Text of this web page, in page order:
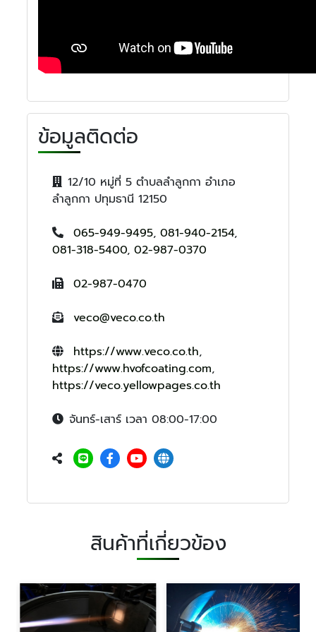
ข้อมูลติดต่อ
12/10 หมู่ที่ 5 ตำบลลำลูกกา อำเภอ
ลำลูกกา ปทุมธานี 12150
065-949-9495, 081-940-2154,
081-318-5400, 02-987-0370
02-987-0470
veco@veco.co.th
https://www.veco.co.th,
https://www.hvofcoating.com,
https://veco.yellowpages.co.th
จันทร์-เสาร์ เวลา 08:00-17:00
สินค้าที่เกี่ยวข้อง